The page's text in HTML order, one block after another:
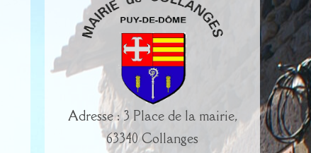
Adresse : 3 Place de la mairie,
63340 Collanges